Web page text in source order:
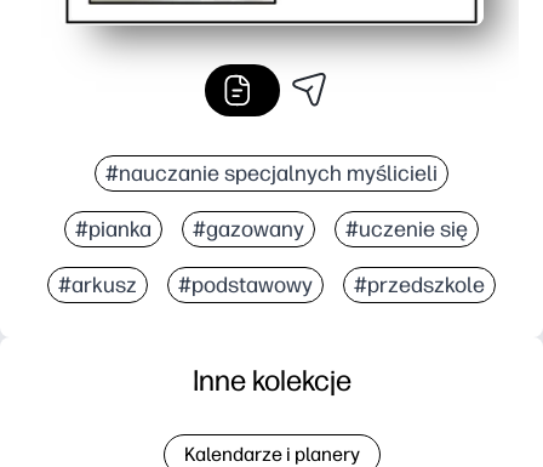
#nauczanie specjalnych myślicieli
#pianka #gazowany #uczenie się
#arkusz #podstawowy #przedszkole
Inne kolekcje
Kalendarze i planery